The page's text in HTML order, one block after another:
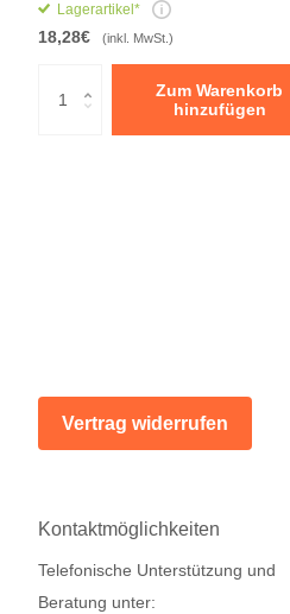
Lagerartikel*
18,28€ (inkl. MwSt.)
Zum Warenkorb
hinzufügen
Vertrag widerrufen
Kontaktmöglichkeiten
Telefonische Unterstützung und
Beratung unter: